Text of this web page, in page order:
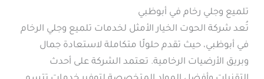
تلميع وجلي رخام في أبوظبي
تُعد شركة الحوت الخيار الأمثل لخدمات تلميع وجلي الرخام
في أبوظبي، حيث تقدم حلولًا متكاملة لاستعادة جمال
وبريق الأرضيات الرخامية. تعتمد الشركة على أحدث